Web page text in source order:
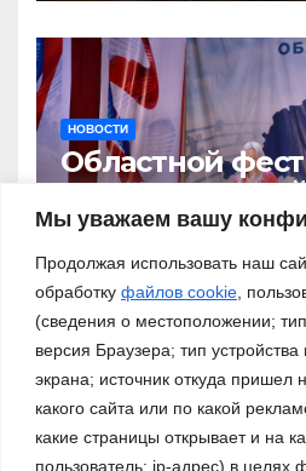
Мы уважаем вашу
Продолжая использовать наш
обработку файлов cookie ,
(сведения о местоположении;
версия Браузера; тип
экрана; источник откуда пришел
какого сайта или по какой
какие страницы открывает и на
пользователь; ip-адрес) в целях
НОВОСТИ
Областной
нами – Россия!»